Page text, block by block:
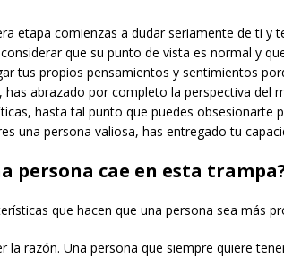
etapa comienzas a dudar seriamente de ti y
que su punto de vista es normal y
tus propios pensamientos y sentimientos
abrazado por completo la perspectiva del
hasta tal punto que puedes obsesionarte
una persona valiosa, has entregado tu
persona cae en esta
que hacen que una persona sea más
la razón. Una persona que siempre quiere